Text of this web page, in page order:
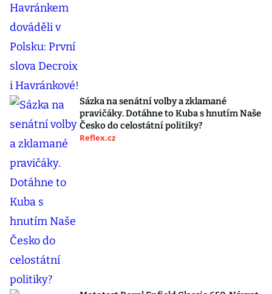
Sázka na senátní volby a zklamané
pravičáky. Dotáhne to Kuba s hnutím Naše
Česko do celostátní politiky?
Reflex.cz